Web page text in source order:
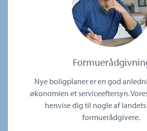
Nye boligplaner er en god
økonomien et serviceeftersyn.
henvise dig til nogle af
formuerådgivere.